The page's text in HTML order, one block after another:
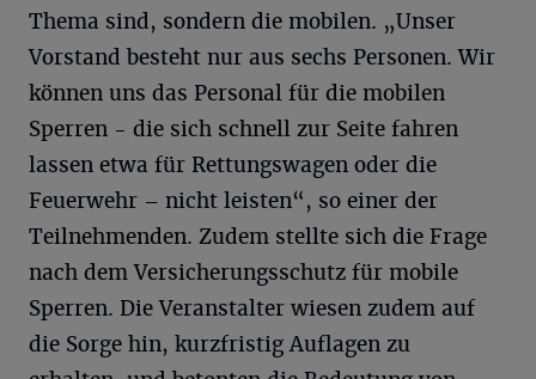
Thema sind, sondern die mobilen. „Unser
Vorstand besteht nur aus sechs Personen. Wir
können uns das Personal für die mobilen
Sperren - die sich schnell zur Seite fahren
lassen etwa für Rettungswagen oder die
Feuerwehr – nicht leisten“, so einer der
Teilnehmenden. Zudem stellte sich die Frage
nach dem Versicherungsschutz für mobile
Sperren. Die Veranstalter wiesen zudem auf
die Sorge hin, kurzfristig Auflagen zu